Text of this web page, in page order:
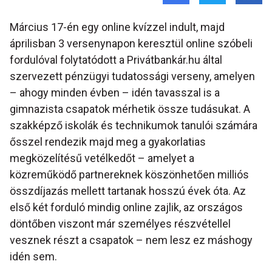
Március 17-én egy online kvízzel indult, majd
áprilisban 3 versenynapon keresztül online szóbeli
fordulóval folytatódott a Privátbankár.hu által
szervezett pénzügyi tudatossági verseny, amelyen
– ahogy minden évben – idén tavasszal is a
gimnazista csapatok mérhetik össze tudásukat. A
szakképző iskolák és technikumok tanulói számára
ősszel rendezik majd meg a gyakorlatias
megközelítésű vetélkedőt – amelyet a
közreműködő partnereknek köszönhetően milliós
összdíjazás mellett tartanak hosszú évek óta. Az
első két forduló mindig online zajlik, az országos
döntőben viszont már személyes részvétellel
vesznek részt a csapatok – nem lesz ez máshogy
idén sem.